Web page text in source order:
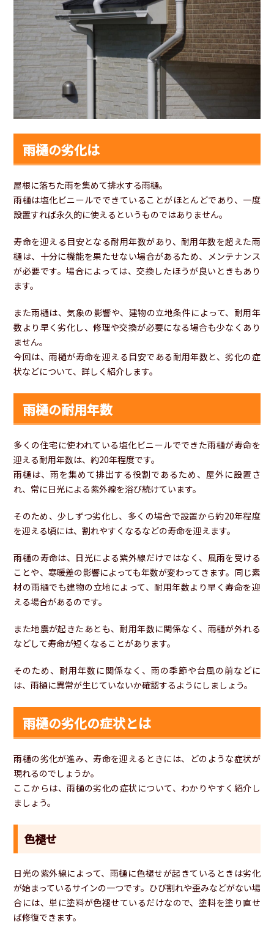
雨樋の劣化は
屋根に落ちた雨を集めて排水する雨樋。
雨樋は塩化ビニールでできていることがほとんどであり、一度
設置すれば永久的に使えるというものではありません。
寿命を迎える目安となる耐用年数があり、耐用年数を超えた雨
樋は、十分に機能を果たせない場合があるため、メンテナンス
が必要です。場合によっては、交換したほうが良いときもあり
ます。
また雨樋は、気象の影響や、建物の立地条件によって、耐用年
数より早く劣化し、修理や交換が必要になる場合も少なくあり
ません。
今回は、雨樋が寿命を迎える目安である耐用年数と、劣化の症
状などについて、詳しく紹介します。
雨樋の耐用年数
多くの住宅に使われている塩化ビニールでできた雨樋が寿命を
迎える耐用年数は、約20年程度です。
雨樋は、雨を集めて排出する役割であるため、屋外に設置さ
れ、常に日光による紫外線を浴び続けています。
そのため、少しずつ劣化し、多くの場合で設置から約20年程度
を迎える頃には、割れやすくなるなどの寿命を迎えます。
雨樋の寿命は、日光による紫外線だけではなく、風雨を受ける
ことや、寒暖差の影響によっても年数が変わってきます。同じ素
材の雨樋でも建物の立地によって、耐用年数より早く寿命を迎
える場合があるのです。
また地震が起きたあとも、耐用年数に関係なく、雨樋が外れる
などして寿命が短くなることがあります。
そのため、耐用年数に関係なく、雨の季節や台風の前などに
は、雨樋に異常が生じていないか確認するようにしましょう。
雨樋の劣化の症状とは
雨樋の劣化が進み、寿命を迎えるときには、どのような症状が
現れるのでしょうか。
ここからは、雨樋の劣化の症状について、わかりやすく紹介し
ましょう。
色褪せ
日光の紫外線によって、雨樋に色褪せが起きているときは劣化
が始まっているサインの一つです。ひび割れや歪みなどがない場
合には、単に塗料が色褪せているだけなので、塗料を塗り直せ
ば修復できます。